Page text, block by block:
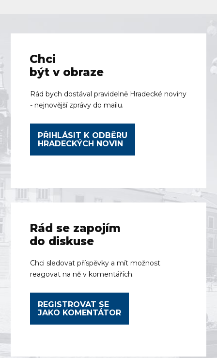
Chci
být v obraze
Rád bych dostával pravidelně Hradecké noviny
- nejnovější zprávy do mailu.
PŘIHLÁSIT K ODBĚRU
HRADECKÝCH NOVIN
Rád se zapojím
do diskuse
Chci sledovat příspěvky a mít možnost
reagovat na ně v komentářích.
REGISTROVAT SE
JAKO KOMENTÁTOR